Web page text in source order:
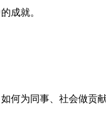
成就。
何为同事、社会做贡献